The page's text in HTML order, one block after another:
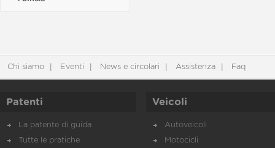
Chi siamo Eventi News e circolari Assistenza Faq
Patenti
La patente di guida
Tutte le pratiche
Veicoli
Autoveicoli
Motocicli